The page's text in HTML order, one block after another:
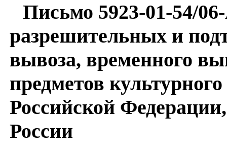
Письмо 5923-01-54/
разрешительных и
вывоза, временного
предметов
Российской
России